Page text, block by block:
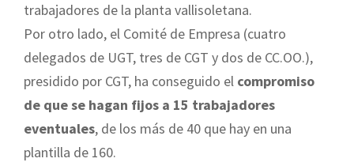
trabajadores de la planta vallisoletana.
Por otro lado, el Comité de Empresa (cuatro
delegados de UGT, tres de CGT y dos de CC.OO.),
presidido por CGT, ha conseguido el compromiso
de que se hagan fijos a 15 trabajadores
eventuales, de los más de 40 que hay en una
plantilla de 160.